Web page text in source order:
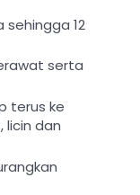
sehingga 12
serta
terus ke
licin dan